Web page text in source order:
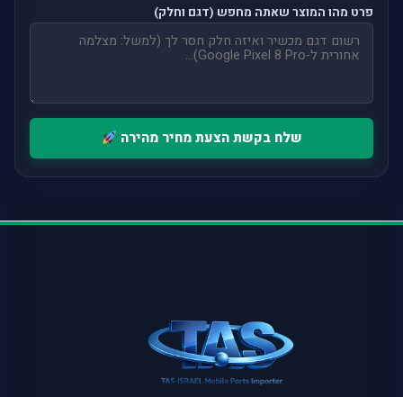
פרט מהו המוצר שאתה מחפש (דגם וחלק)
שלח בקשת הצעת מחיר מהירה